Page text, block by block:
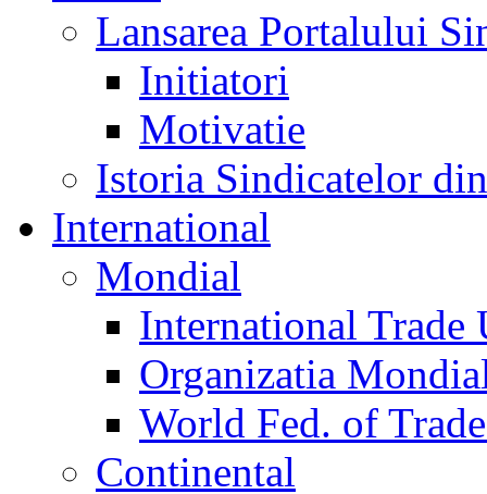
Lansarea Portalului
Initiatori
Motivatie
Istoria Sindicatelor
International
Mondial
International Trade
Organizatia
World Fed. of
Continental